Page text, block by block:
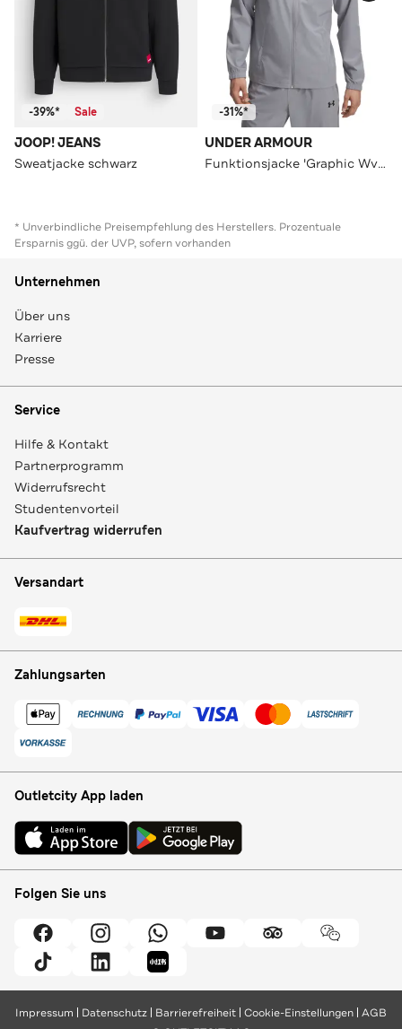
-39%* Sale
JOOP! JEANS
Sweatjacke schwarz
-31%*
UNDER ARMOUR
Funktionsjacke 'Graphic Wvn' silber
* Unverbindliche Preisempfehlung des Herstellers. Prozentuale
Ersparnis ggü. der UVP, sofern vorhanden
Unternehmen
Über uns
Karriere
Presse
Service
Hilfe & Kontakt
Partnerprogramm
Widerrufsrecht
Studentenvorteil
Kaufvertrag widerrufen
Versandart
Zahlungsarten
Outletcity App laden
Folgen Sie uns
Impressum Datenschutz Barrierefreiheit Cookie-Einstellungen AGB